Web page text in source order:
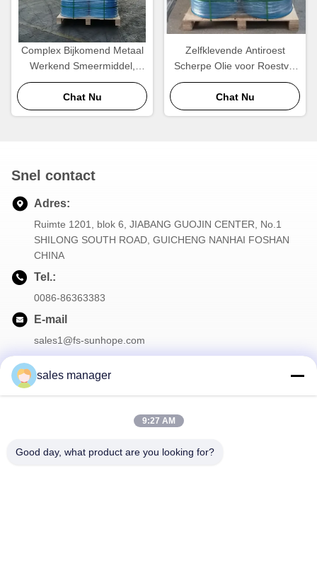
Complex Bijkomend Metaal
Werkend Smeermiddel,
Metaalbewerkende
Vloeistoffen
Chat Nu
Zelfklevende Antiroest
Scherpe Olie voor Roestvrij
staalhoog rendement
Chat Nu
Snel contact
Adres:
Ruimte 1201, blok 6, JIABANG GUOJIN CENTER, No.1
SHILONG SOUTH ROAD, GUICHENG NANHAI FOSHAN
CHINA
Tel.:
0086-86363383
E-mail
sales1@fs-sunhope.com
sales manager
9:27 AM
Good day, what product are you looking for?